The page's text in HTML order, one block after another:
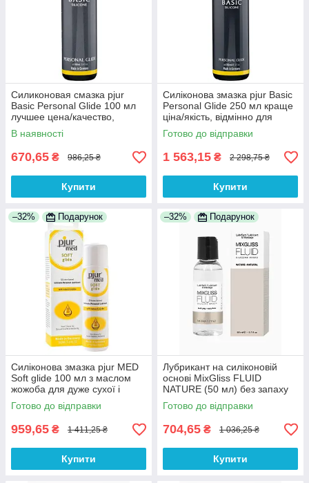
Силиконовая смазка pjur
Basic Personal Glide 100 мл
лучшее цена/качество,
отлично для новичков 100%
Анонімності
В наявності
670,65 ₴ 986,25 ₴
Купити
Силіконова змазка pjur Basic
Personal Glide 250 мл краще
ціна/якість, відмінно для
новачків 100% Анонімності
Готово до відправки
1 563,15 ₴ 2 298,75 ₴
Купити
–32% Подарунок
Силіконова змазка pjur MED
Soft glide 100 мл з маслом
жожоба для дуже сухої і
чутливої шкіри 100%
Анонімності
Готово до відправки
959,65 ₴ 1 411,25 ₴
Купити
–32% Подарунок
Лубрикант на силіконовій
основі MixGliss FLUID
NATURE (50 мл) без запаху
100% Анонімності
Готово до відправки
704,65 ₴ 1 036,25 ₴
Купити